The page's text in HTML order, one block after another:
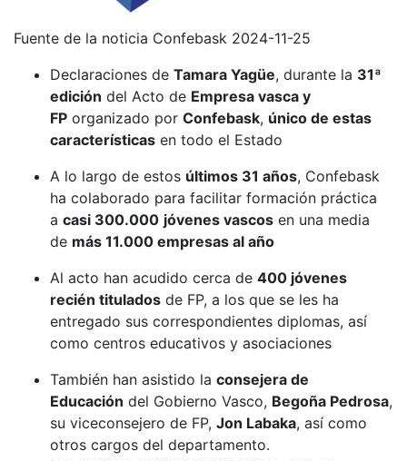
Fuente de la noticia Confebask 2024-11-25
Declaraciones de Tamara Yagüe, durante la 31ª
edición del Acto de Empresa vasca y
FP organizado por Confebask, único de estas
características en todo el Estado
A lo largo de estos últimos 31 años, Confebask
ha colaborado para facilitar formación práctica
a casi 300.000 jóvenes vascos en una media
de más 11.000 empresas al año
Al acto han acudido cerca de 400 jóvenes
recién titulados de FP, a los que se les ha
entregado sus correspondientes diplomas, así
como centros educativos y asociaciones
También han asistido la consejera de
Educación del Gobierno Vasco, Begoña Pedrosa,
su viceconsejero de FP, Jon Labaka, así como
otros cargos del departamento.